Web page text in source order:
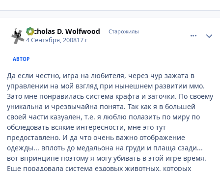
Nicholas D. Wolfwood Старожилы
4 Сентября, 200817 г
АВТОР
Да если честно, игра на любителя, через чур зажата в
управлении на мой взгляд при нынешнем развитии ммо.
Зато мне понравилась система крафта и заточки. По своему
уникальна и чрезвычайна понята. Так как я в большей
своей части казуален, т.е. я люблю полазить по миру по
обследовать всякие интересности, мне это тут
предоставлено. И да что очень важно отображение
одежды... вплоть до медальона на груди и плаща сзади...
вот впринципе поэтому я могу убивать в этой игре время.
Еще порадовала система ездовых животных, которых